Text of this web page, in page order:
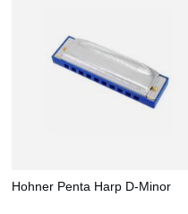
Hohner Penta Harp D-Minor